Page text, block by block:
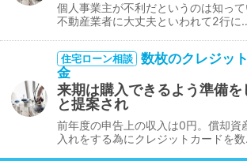
個人事業主が不利だというのは知って
不動産業者に大丈夫といわれて2行に
住宅ローン相談
数枚のクレジッ
金
来期は購入できるよう準備を
と提案され
前年度の申告上の収入は0円。償却資
入れをする為にクレジットカードを